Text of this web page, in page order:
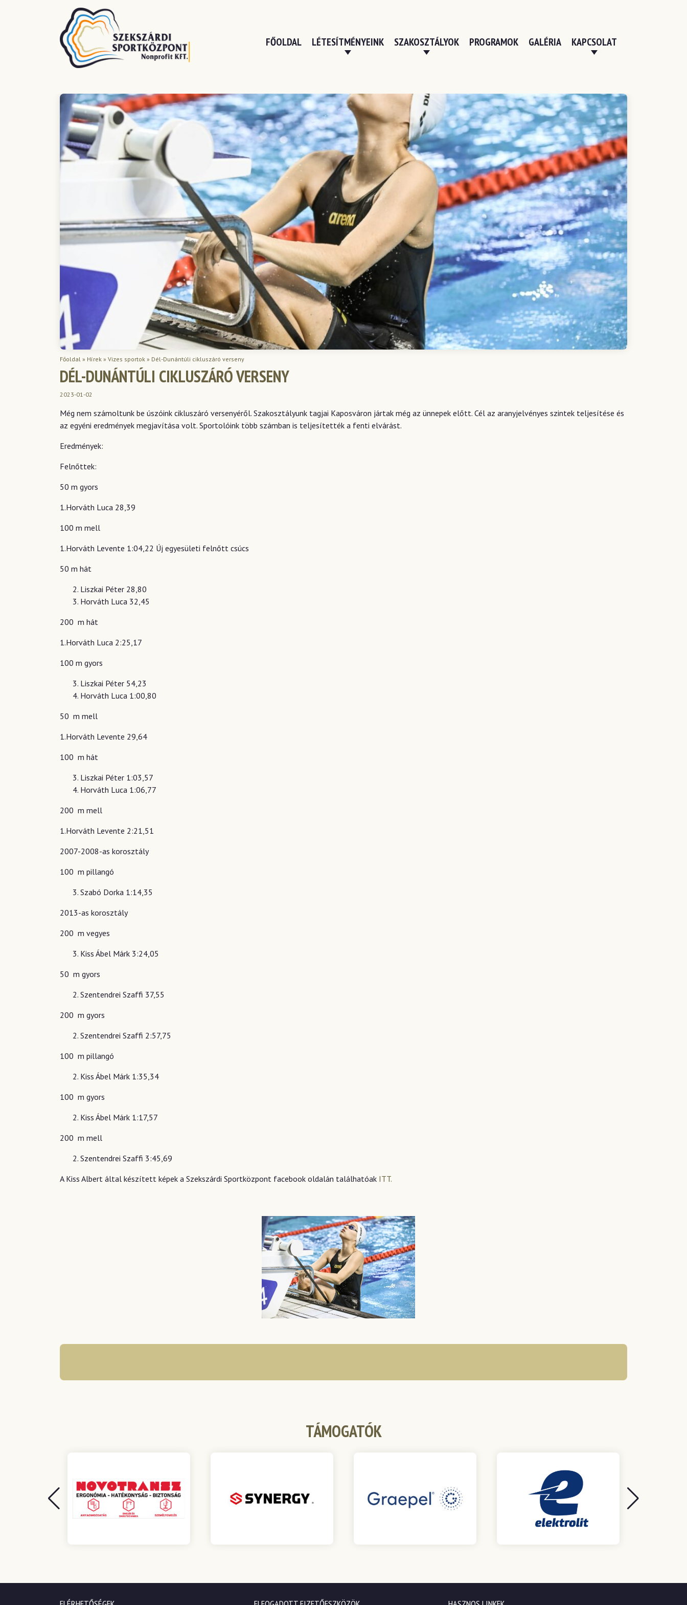
FŐOLDAL LÉTESÍTMÉNYEINK SZAKOSZTÁLYOK PROGRAMOK GALÉRIA KAPCSOLAT
Főoldal » Hírek » Vizes sportok » Dél-Dunántúli cikluszáró verseny
DÉL-DUNÁNTÚLI CIKLUSZÁRÓ VERSENY
2023-01-02
Még nem számoltunk be úszóink cikluszáró versenyéről. Szakosztályunk tagjai Kaposváron jártak még az ünnepek előtt. Cél az aranyjelvényes szintek teljesítése és
az egyéni eredmények megjavítása volt. Sportolóink több számban is teljesítették a fenti elvárást.
Eredmények:
Felnőttek:
50 m gyors
1.Horváth Luca 28,39
100 m mell
1.Horváth Levente 1:04,22 Új egyesületi felnőtt csúcs
50 m hát
Liszkai Péter 28,80
Horváth Luca 32,45
200 m hát
1.Horváth Luca 2:25,17
100 m gyors
Liszkai Péter 54,23
Horváth Luca 1:00,80
50 m mell
1.Horváth Levente 29,64
100 m hát
Liszkai Péter 1:03,57
Horváth Luca 1:06,77
200 m mell
1.Horváth Levente 2:21,51
2007-2008-as korosztály
100 m pillangó
Szabó Dorka 1:14,35
2013-as korosztály
200 m vegyes
Kiss Ábel Márk 3:24,05
50 m gyors
Szentendrei Szaffi 37,55
200 m gyors
Szentendrei Szaffi 2:57,75
100 m pillangó
Kiss Ábel Márk 1:35,34
100 m gyors
Kiss Ábel Márk 1:17,57
200 m mell
Szentendrei Szaffi 3:45,69
A Kiss Albert által készített képek a Szekszárdi Sportközpont facebook oldalán találhatóak ITT.
TÁMOGATÓK